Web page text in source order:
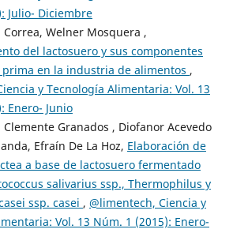
Julio- Diciembre
Correa, Welner Mosquera ,
del lactosuero y sus componentes
en la industria de alimentos ,
y Tecnología Alimentaria: Vol. 13
Enero- Junio
Granados , Diofanor Acevedo
Efraín De La Hoz, Elaboración de
a base de lactosuero fermentado
salivarius ssp., Thermophilus y
ssp. casei , @limentech, Ciencia y
Vol. 13 Núm. 1 (2015): Enero-